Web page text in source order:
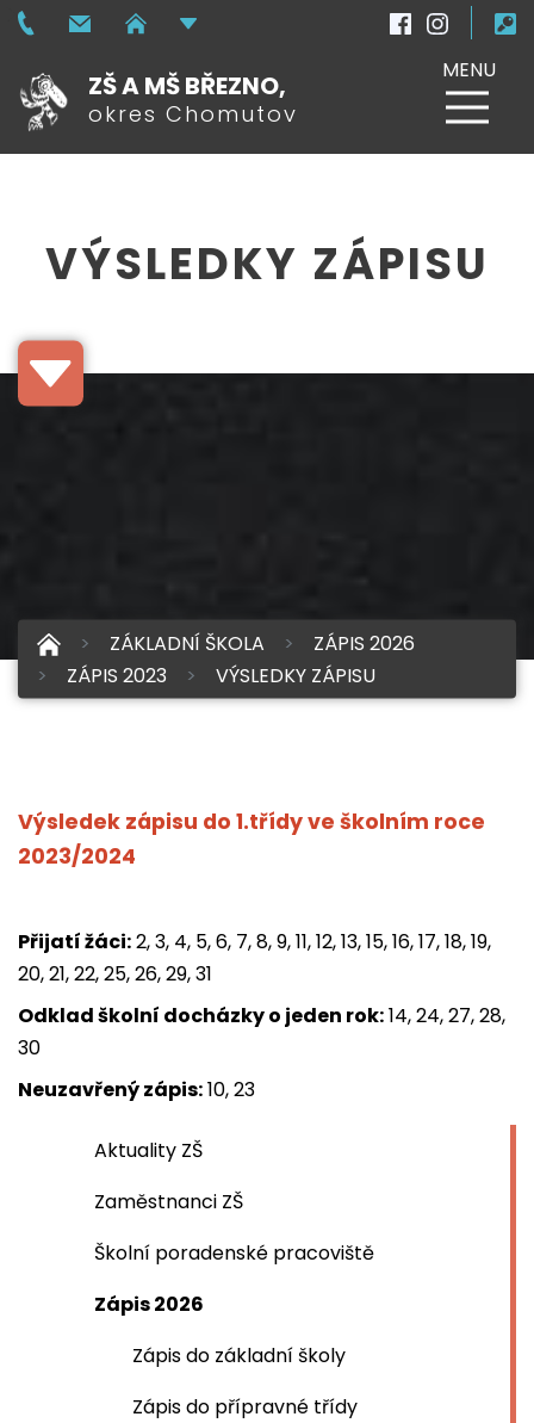
ZŠ A MŠ BŘEZNO,
okres Chomutov
MENU
VÝSLEDKY ZÁPISU
ZÁKLADNÍ ŠKOLA
ZÁPIS 2026
ZÁPIS 2023
VÝSLEDKY ZÁPISU
Výsledek zápisu do 1.třídy ve školním roce
2023/2024
Přijatí žáci:2, 3, 4, 5, 6, 7, 8, 9, 11, 12, 13, 15, 16, 17, 18, 19,
20, 21, 22, 25, 26, 29, 31
Odklad školní docházky o jeden rok:14, 24, 27, 28,
30
Neuzavřený zápis:10, 23
Aktuality ZŠ
Zaměstnanci ZŠ
Školní poradenské pracoviště
Zápis 2026
Zápis do základní školy
Zápis do přípravné třídy